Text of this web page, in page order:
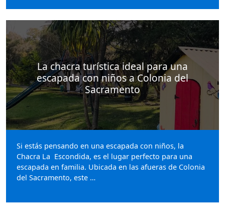
La chacra turística ideal para una
escapada con niños a Colonia del
Sacramento
Si estás pensando en una escapada con niños, la
Chacra La Escondida, es el lugar perfecto para una
escapada en familia. Ubicada en las afueras de Colonia
del Sacramento, este …